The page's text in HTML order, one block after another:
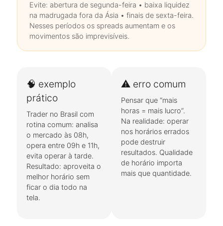
Evite: abertura de segunda-feira • baixa liquidez
na madrugada fora da Ásia • finais de sexta-feira.
Nesses períodos os spreads aumentam e os
movimentos são imprevisíveis.
🧠 exemplo
prático
Trader no Brasil com
rotina comum: analisa
o mercado às 08h,
opera entre 09h e 11h,
evita operar à tarde.
Resultado: aproveita o
melhor horário sem
ficar o dia todo na
tela.
⚠️ erro comum
Pensar que “mais
horas = mais lucro”.
Na realidade: operar
nos horários errados
pode destruir
resultados. Qualidade
de horário importa
mais que quantidade.